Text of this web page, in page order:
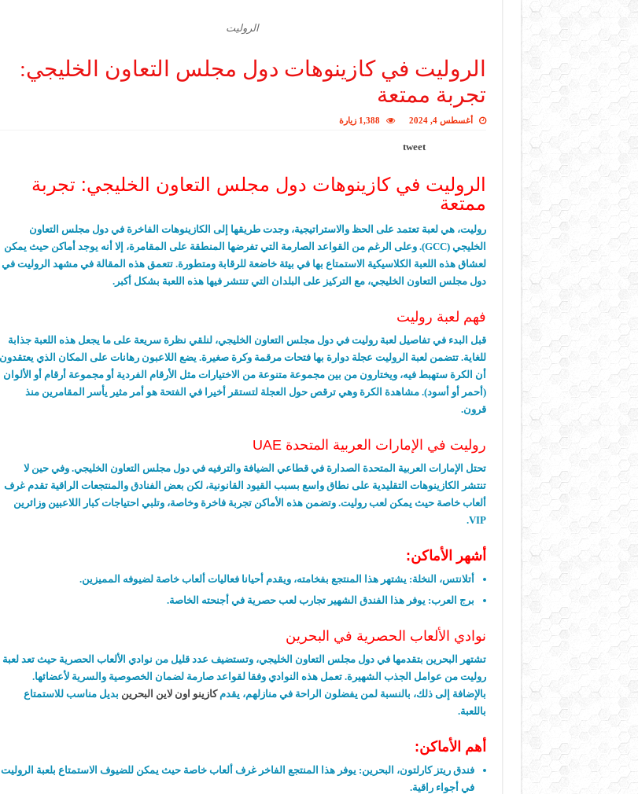
الروليت
الروليت في كازينوهات دول مجلس التعاون الخليجي:
تجربة ممتعة
أغسطس 4, 2024 1,388 زيارة
tweet
الروليت في كازينوهات دول مجلس التعاون الخليجي: تجربة
ممتعة
روليت، هي لعبة تعتمد على الحظ والاستراتيجية، وجدت طريقها إلى الكازينوهات الفاخرة في دول مجلس التعاون
الخليجي (GCC). وعلى الرغم من القواعد الصارمة التي تفرضها المنطقة على المقامرة، إلا أنه يوجد أماكن حيث يمكن
لعشاق هذه اللعبة الكلاسيكية الاستمتاع بها في بيئة خاضعة للرقابة ومتطورة. تتعمق هذه المقالة في مشهد الروليت في
دول مجلس التعاون الخليجي، مع التركيز على البلدان التي تنتشر فيها هذه اللعبة بشكل أكبر.
فهم لعبة روليت
قبل البدء في تفاصيل لعبة روليت في دول مجلس التعاون الخليجي، لنلقي نظرة سريعة على ما يجعل هذه اللعبة جذابة
للغاية. تتضمن لعبة الروليت عجلة دوارة بها فتحات مرقمة وكرة صغيرة. يضع اللاعبون رهانات على المكان الذي يعتقدون
أن الكرة ستهبط فيه، ويختارون من بين مجموعة متنوعة من الاختيارات مثل الأرقام الفردية أو مجموعة أرقام أو الألوان
(أحمر أو أسود). مشاهدة الكرة وهي ترقص حول العجلة لتستقر أخيرا في الفتحة هو أمر مثير يأسر المقامرين منذ
قرون.
روليت في الإمارات العربية المتحدة UAE
تحتل الإمارات العربية المتحدة الصدارة في قطاعي الضيافة والترفيه في دول مجلس التعاون الخليجي. وفي حين لا
تنتشر الكازينوهات التقليدية على نطاق واسع بسبب القيود القانونية، لكن بعض الفنادق والمنتجعات الراقية تقدم غرف
ألعاب خاصة حيث يمكن لعب روليت. وتضمن هذه الأماكن تجربة فاخرة وخاصة، وتلبي احتياجات كبار اللاعبين وزائرين
VIP.
أشهر الأماكن:
أتلانتس، النخلة: يشتهر هذا المنتجع بفخامته، ويقدم أحيانا فعاليات ألعاب خاصة لضيوفه المميزين.
برج العرب: يوفر هذا الفندق الشهير تجارب لعب حصرية في أجنحته الخاصة.
نوادي الألعاب الحصرية في البحرين
تشتهر البحرين بتقدمها في دول مجلس التعاون الخليجي، وتستضيف عدد قليل من نوادي الألعاب الحصرية حيث تعد لعبة
روليت من عوامل الجذب الشهيرة. تعمل هذه النوادي وفقا لقواعد صارمة لضمان الخصوصية والسرية لأعضائها.
بالإضافة إلى ذلك، بالنسبة لمن يفضلون الراحة في منازلهم، يقدمكازينو اون لاين البحرين بديل مناسب للاستمتاع
باللعبة.
أهم الأماكن:
فندق ريتز كارلتون، البحرين: يوفر هذا المنتجع الفاخر غرف ألعاب خاصة حيث يمكن للضيوف الاستمتاع بلعبة الروليت
في أجواء راقية.